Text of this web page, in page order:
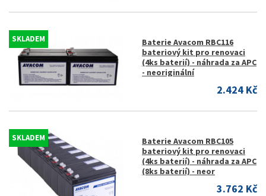
SKLADEM
Baterie Avacom RBC116
bateriový kit pro renovaci
(4ks baterií) - náhrada za APC
- neoriginální
2.424 Kč
SKLADEM
Baterie Avacom RBC105
bateriový kit pro renovaci
(4ks baterií) - náhrada za APC
(8ks baterií) - neor
3.762 Kč